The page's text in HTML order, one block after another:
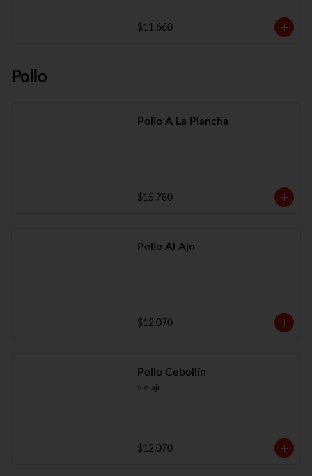
$11.660
Pollo
Pollo A La Plancha
$15.780
Pollo Al Ajo
$12.070
Pollo Cebollín
Sin ají
$12.070